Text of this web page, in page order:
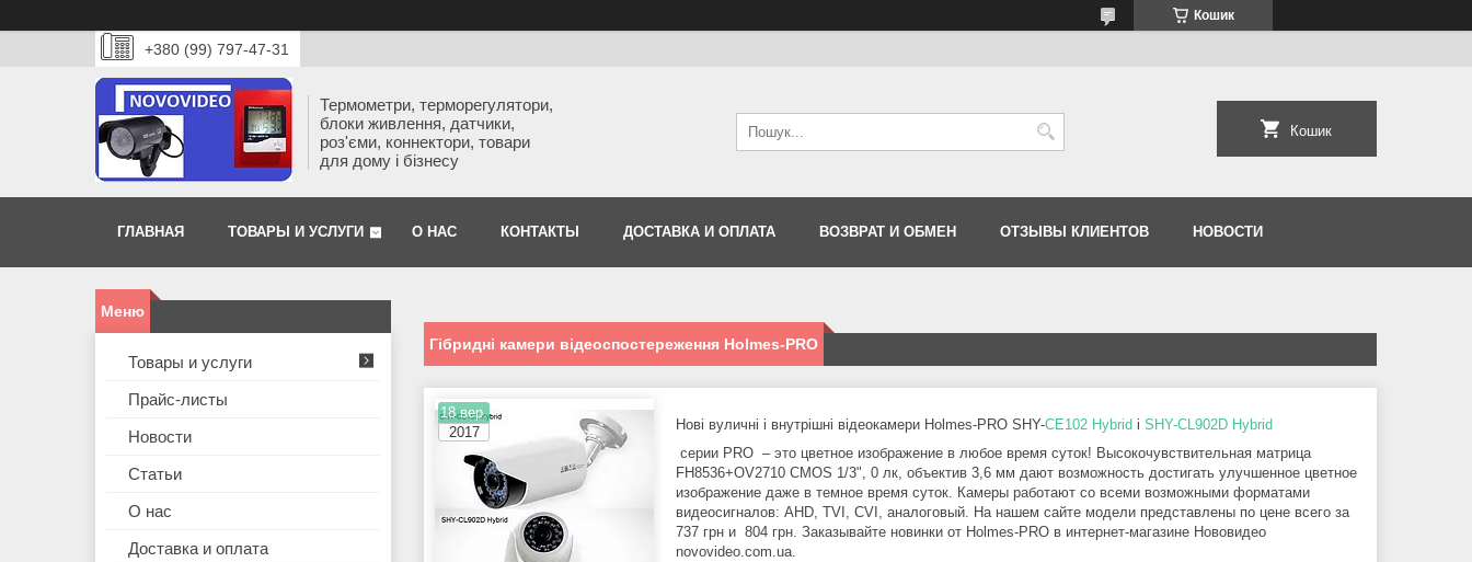
Кошик
+380 (99) 797-47-31
Термометри, терморегулятори,
блоки живлення, датчики,
роз'єми, коннектори, товари
для дому і бізнесу
Кошик
ГЛАВНАЯ ТОВАРЫ И УСЛУГИ О НАС КОНТАКТЫ ДОСТАВКА И ОПЛАТА ВОЗВРАТ И ОБМЕН ОТЗЫВЫ КЛИЕНТОВ НОВОСТИ
Гібридні камери відеоспостереження Holmes-PRO
18 вер.
2017
Нові вуличні і внутрішні відеокамери Holmes-PRO SHY-CE102 Hybrid і SHY-CL902D Hybrid
серии PRO – это цветное изображение в любое время суток! Высокочувствительная матрица
FH8536+OV2710 CMOS 1/3", 0 лк, объектив 3,6 мм дают возможность достигать улучшенное цветное
изображение даже в темное время суток. Камеры работают со всеми возможными форматами
видеосигналов: AHD, TVI, CVI, аналоговый. На нашем сайте модели представлены по цене всего за
737 грн и 804 грн. Заказывайте новинки от Holmes-PRO в интернет-магазине Нововидео
novovideo.com.ua.
Товары и услуги
Прайс-листы
Новости
Статьи
О нас
Доставка и оплата